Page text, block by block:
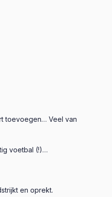
toevoegen… Veel van
voetbal (!)…
en oprekt.